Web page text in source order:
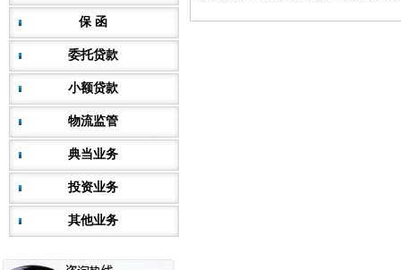
保 函
委托贷款
小额贷款
物流监管
典当业务
投资业务
其他业务